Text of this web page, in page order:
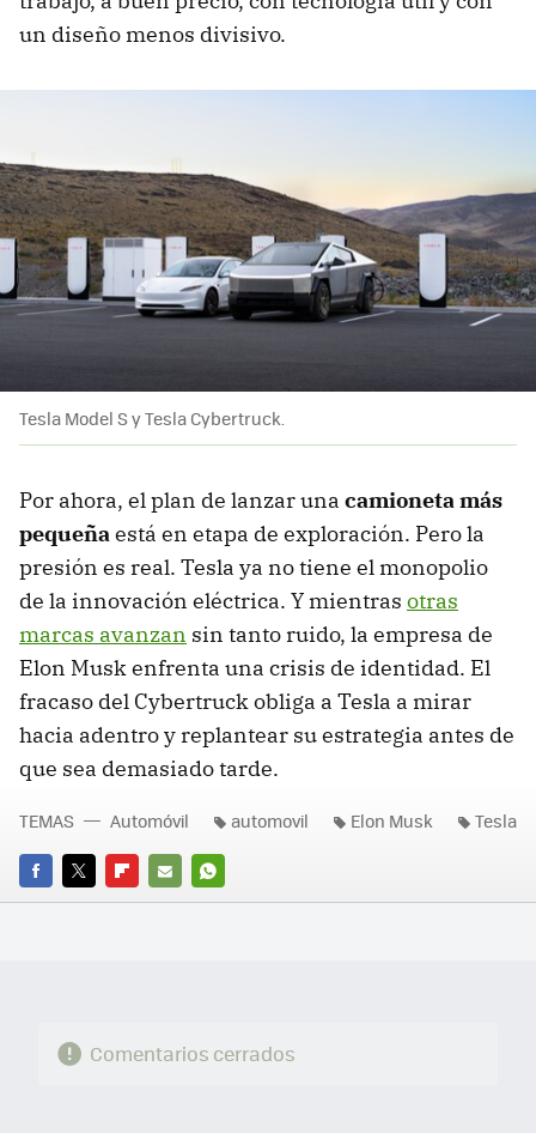
un diseño menos divisivo.
Tesla Model S y Tesla Cybertruck.
Por ahora, el plan de lanzar una camioneta más
pequeñaestá en etapa de exploración. Pero la
presión es real. Tesla ya no tiene el monopolio
de la innovación eléctrica. Y mientras otras
marcas avanzan sin tanto ruido, la empresa de
Elon Musk enfrenta una crisis de identidad. El
fracaso del Cybertruck obliga a Tesla a mirar
hacia adentro y replantear su estrategia antes de
que sea demasiado tarde.
FACEBOOK
TWITTERFLIPBOARD
E-
WHATSAPP
TEMAS Automóvil automovil Elon Musk Tesla
Comentarios cerrados